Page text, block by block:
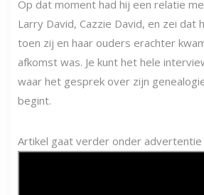
Op dat moment had hij een relatie
Larry David, Cazzie David, en zei dat
toen zij en haar ouders erachter
afkomst was. Je kunt het hele
waar het gesprek over zijn
begint.
Artikel gaat verder onder advertentie